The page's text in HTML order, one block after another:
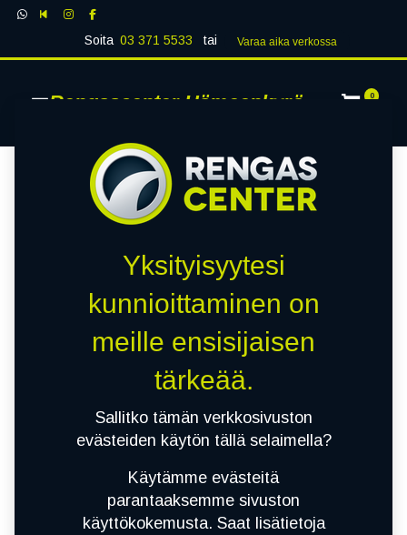
Soita 03 371 5533 tai Varaa aika verk​​​​ossa
Rengascenter Hämeenkyrö 0
Yksityisyytesi
kunnioittaminen on
meille ensisijaisen
tärkeää.
Sallitko tämän verkkosivuston
evästeiden käytön tällä selaimella?
Käytämme evästeitä
parantaaksemme sivuston
käyttökokemusta. Saat lisätietoja